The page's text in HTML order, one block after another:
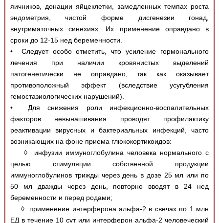
яичников, донации яйцеклетки, замедленных темпах роста
эндометрия, чистой форме дисгенезии гонад,
внутриматочных синехиях. Их применение оправдано в
сроки до 12-15 нед беременности.
• Следует особо отметить, что усиление гормонального
лечения при наличии кровянистых выделений
патогенетически не оправдано, так как оказывает
противоположный эффект (вследствие усугубления
гемостазиологических нарушений).
• Для снижения роли инфекционно-воспалительных
факторов невынашивания проводят профилактику
реактивации вирусных и бактериальных инфекций, часто
возникающих на фоне приема глюкокортикоидов:
◊ инфузии иммуноглобулина человека нормального с
целью стимуляции собственной продукции
иммуноглобулинов трижды через день в дозе 25 мл или по
50 мл дважды через день, повторно вводят в 24 нед
беременности и перед родами;
◊ применение интерферона альфа-2 в свечах по 1 млн
ЕД в течение 10 сут или интерферон альфа-2 человеческий